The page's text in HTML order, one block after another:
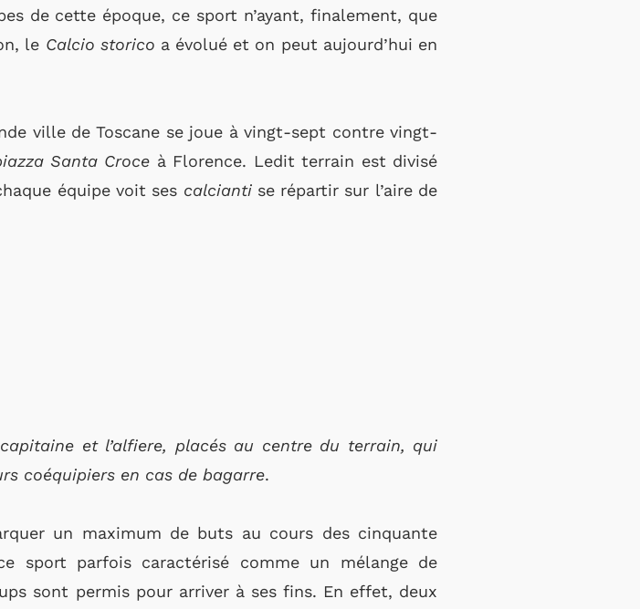
de cette époque, ce sport n’ayant, finalement, que
le Calcio storico a évolué et on peut aujourd’hui en
ville de Toscane se joue à vingt-sept contre vingt-
Santa Croce à Florence. Ledit terrain est divisé
équipe voit ses calciantise répartir sur l’aire de
et l’alfiere, placés au centre du terrain, qui
coéquipiers en cas de bagarre.
un maximum de buts au cours des cinquante
sport parfois caractérisé comme un mélange de
sont permis pour arriver à ses fins. En effet, deux